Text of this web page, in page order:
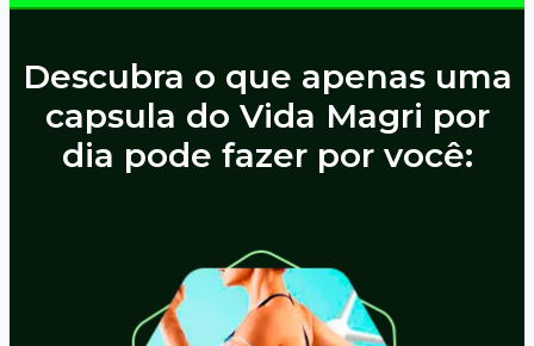
Descubra o que apenas uma
capsula do Vida Magri por
dia pode fazer por você: